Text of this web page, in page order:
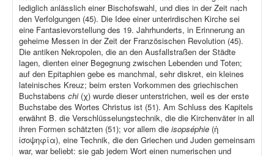
lediglich anlässlich einer Bischofswahl, und dies in der Zeit nach
den Verfolgungen (45). Die Idee einer unterirdischen Kirche sei
eine Fantasievorstellung des 19. Jahrhunderts, in Erinnerung an
geheime Messen in der Zeit der Französischen Revolution (45).
Die antiken Nekropolen, die an den Ausfallstraßen der Städte
lagen, dienten einer Begegnung zwischen Lebenden und Toten;
auf den Epitaphien gebe es manchmal, sehr diskret, ein kleines
lateinisches Kreuz; beim ersten Vorkommen des griechischen
Buchstabens chi (χ) wurde dieser unterstrichen, weil es der erste
Buchstabe des Wortes Christus ist (51). Am Schluss des Kapitels
erwähnt B. die Verschlüsselungstechnik, die die Kirchenväter in all
ihren Formen schätzten (51); vor allem die isopséphie (ἡ
ἰσοψηφία), eine Technik, die den Griechen und Juden gemeinsam
war, war beliebt: sie gab jedem Wort einen numerischen und